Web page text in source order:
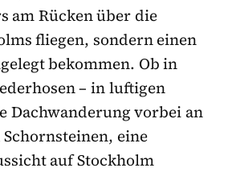
am Rücken über die
fliegen, sondern einen
bekommen. Ob in
– in luftigen
Dachwanderung vorbei an
eine
auf Stockholm